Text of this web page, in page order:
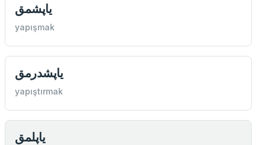
یاپشمق
yapışmak
یاپشدرمق
yapıştırmak
یاپلمق